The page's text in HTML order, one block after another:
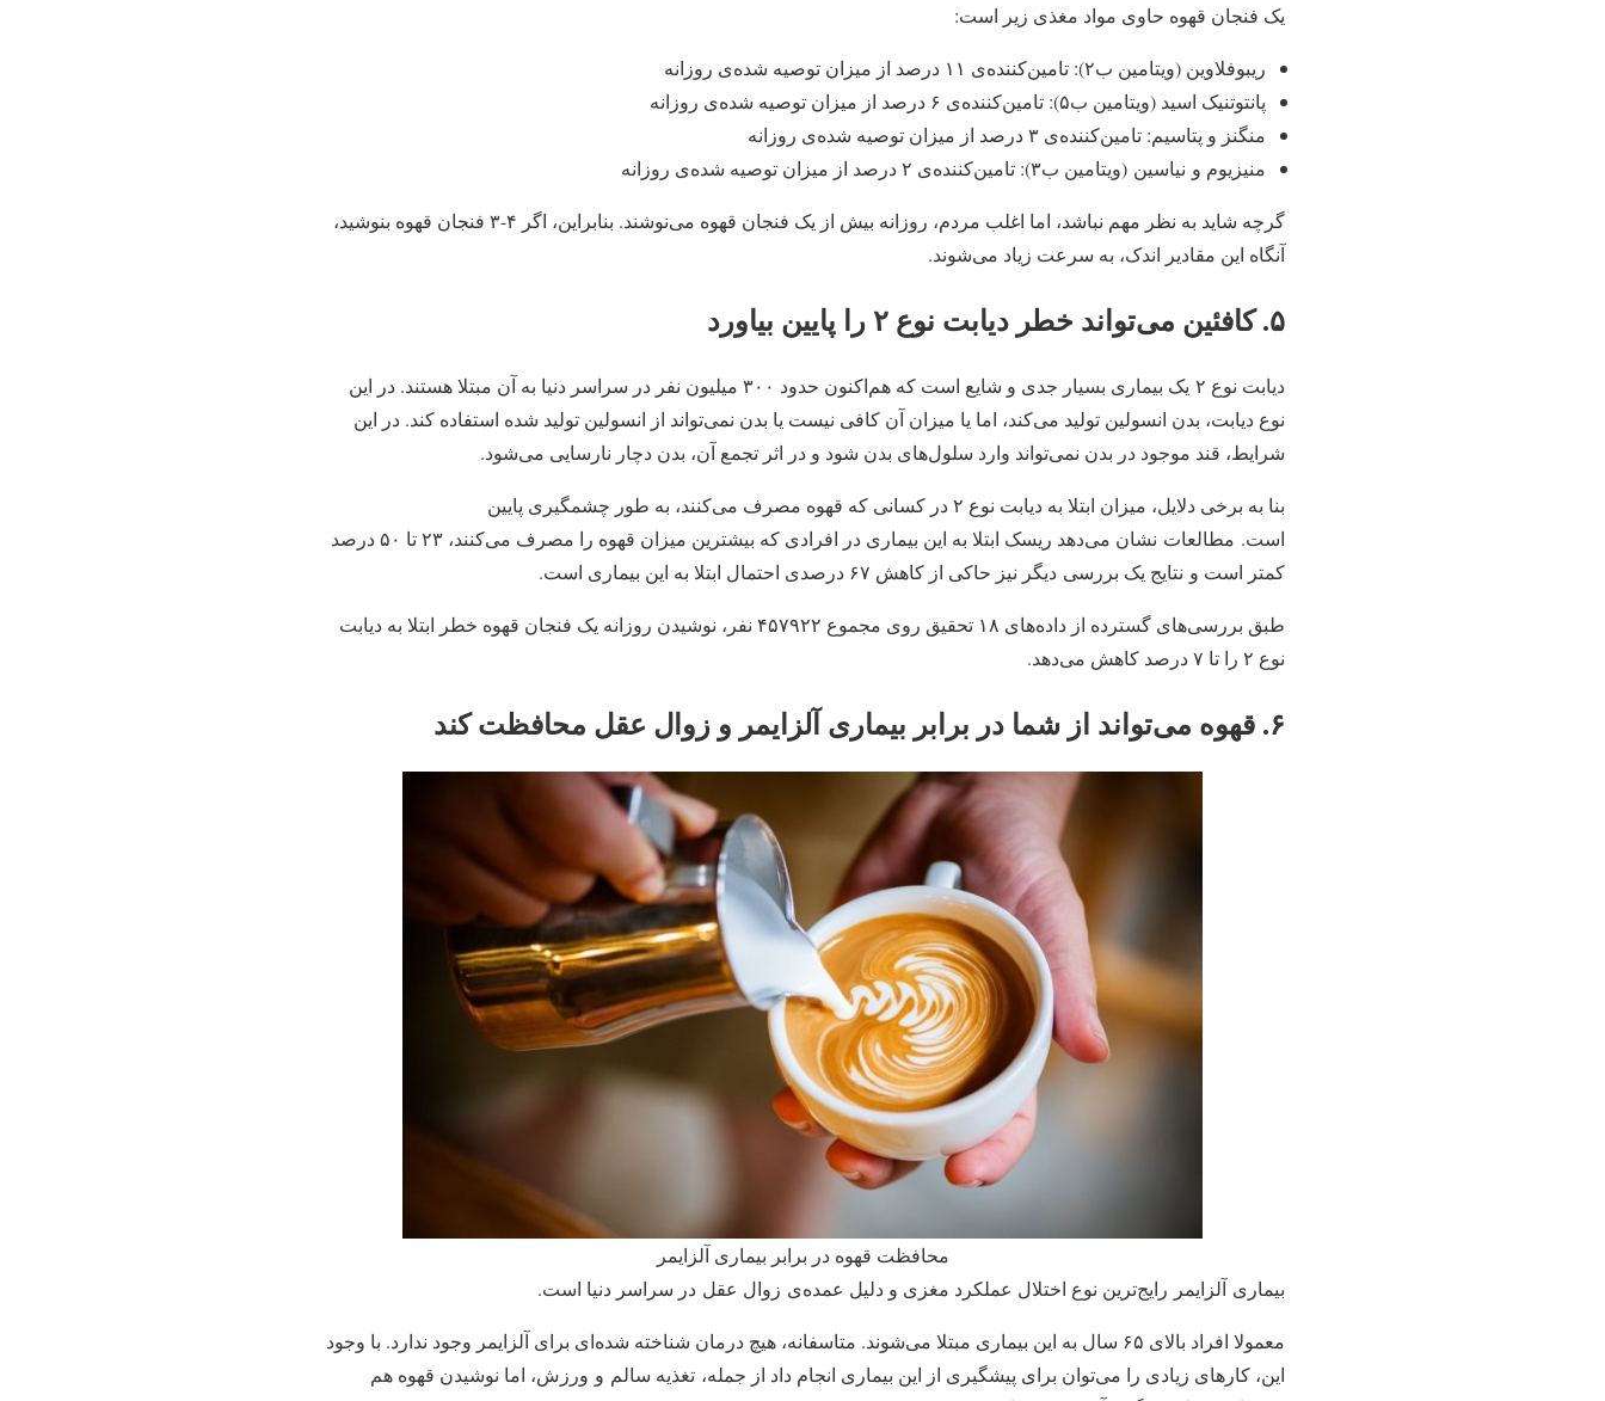
یک فنجان قهوه حاوی مواد مغذی زیر است:
ریبوفلاوین (ویتامین ب۲): تامین‌کننده‌ی ۱۱ درصد از میزان توصیه شده‌ی روزانه
پانتوتنیک اسید (ویتامین ب۵): تامین‌کننده‌ی ۶ درصد از میزان توصیه شده‌ی روزانه
منگنز و پتاسیم: تامین‌کننده‌ی ۳ درصد از میزان توصیه شده‌ی روزانه
منیزیوم و نیاسین (ویتامین ‌ب۳): تامین‌کننده‌ی ۲ درصد از میزان توصیه‌ شده‌ی روزانه
گرچه شاید به نظر مهم نباشد، اما اغلب مردم، روزانه بیش از یک فنجان قهوه می‌نوشند. بنابراین، اگر ۴-۳ فنجان قهوه بنوشید،
آنگاه این مقادیر اندک، به سرعت زیاد می‌شوند.
۵. کافئین می‌تواند خطر دیابت نوع ۲ را پایین بیاورد
دیابت نوع ۲ یک بیماری بسیار جدی و شایع است که هم‌اکنون حدود ۳۰۰ میلیون نفر در سراسر دنیا به آن مبتلا هستند. در این
نوع دیابت، بدن انسولین تولید می‌کند، اما یا میزان آن کافی نیست یا بدن نمی‌تواند از انسولین تولید شده استفاده کند. در این
شرایط، قند موجود در بدن نمی‌تواند وارد سلول‌های بدن شود و در اثر تجمع آن، بدن دچار نارسایی می‌شود.
بنا به برخی دلایل، میزان ابتلا به دیابت نوع ۲ در کسانی‌ که قهوه مصرف می‌کنند، به طور چشمگیری پایین
است. مطالعات نشان می‌دهد ریسک ابتلا به این بیماری در افرادی که بیشترین میزان قهوه را مصرف می‌کنند، ۲۳ تا ۵۰ درصد
کمتر است و نتایج یک بررسی دیگر نیز حاکی از کاهش ۶۷ درصدی احتمال ابتلا به این بیماری است.
طبق بررسی‌های‌ گسترده‌‌ از داده‌های ۱۸ تحقیق روی مجموع ۴۵۷۹۲۲ نفر، نوشیدن روزانه یک فنجان قهوه خطر ابتلا به دیابت
نوع ۲ را تا ۷ درصد کاهش می‌دهد.
۶. قهوه می‌تواند از شما در برابر بیماری آلزایمر و زوال عقل محافظت کند
محافظت قهوه در برابر بیماری آلزایمر
بیماری آلزایمر رایج‌ترین نوع اختلال عملکرد مغزی و دلیل عمده‌ی زوال عقل در سراسر دنیا است.
معمولا افراد بالای ۶۵ سال به این بیماری مبتلا می‌شوند. متاسفانه، هیچ درمان شناخته شده‌ای برای آلزایمر وجود ندارد. با وجود
این، کارهای زیادی را می‌توان برای پیشگیری از این بیماری انجام داد از جمله، تغذیه سالم و ورزش، اما نوشیدن قهوه هم